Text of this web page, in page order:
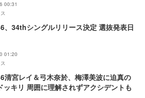
00:31
、34thシングルリリース決定 選抜発表日
01:20
清宮レイ＆弓木奈於、梅澤美波に迫真の
ッキリ 周囲に理解されずアクシデントも